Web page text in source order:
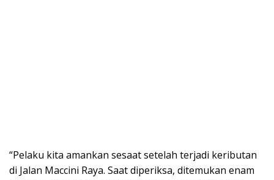
“Pelaku kita amankan sesaat setelah terjadi keributan
di Jalan Maccini Raya. Saat diperiksa, ditemukan enam